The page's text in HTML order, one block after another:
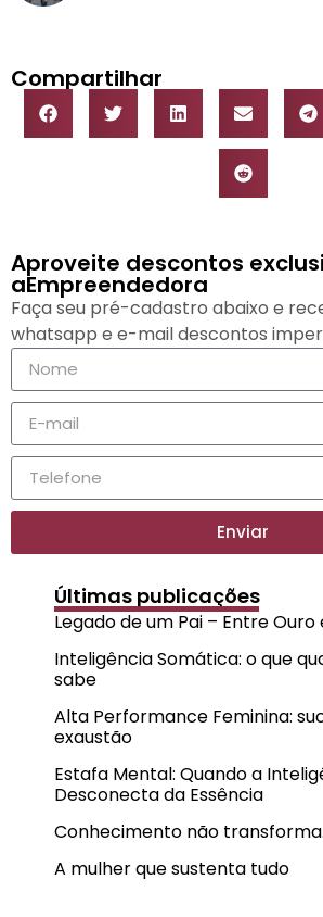
Compartilhar
Aproveite descontos
aEmpreendedora
Faça seu pré-cadastro abaixo e
whatsapp e e-mail descontos
Enviar
Últimas publicações
Legado de um Pai – Entre Ouro
Inteligência Somática: o que
sabe
Alta Performance Feminina:
exaustão
Estafa Mental: Quando a
Desconecta da Essência
Conhecimento não
A mulher que sustenta tudo